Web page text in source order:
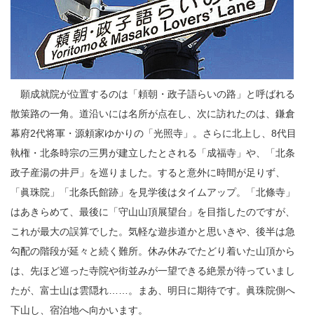
願成就院が位置するのは「頼朝・政子語らいの路」と呼ばれる
散策路の一角。道沿いには名所が点在し、次に訪れたのは、鎌倉
幕府2代将軍・源頼家ゆかりの「光照寺」。さらに北上し、8代目
執権・北条時宗の三男が建立したとされる「成福寺」や、「北条
政子産湯の井戸」を巡りました。すると意外に時間が足りず、
「眞珠院」「北条氏館跡」を見学後はタイムアップ。「北條寺」
はあきらめて、最後に「守山山頂展望台」を目指したのですが、
これが最大の誤算でした。気軽な遊歩道かと思いきや、後半は急
勾配の階段が延々と続く難所。休み休みでたどり着いた山頂から
は、先ほど巡った寺院や街並みが一望できる絶景が待っていまし
たが、富士山は雲隠れ……。まあ、明日に期待です。眞珠院側へ
下山し、宿泊地へ向かいます。